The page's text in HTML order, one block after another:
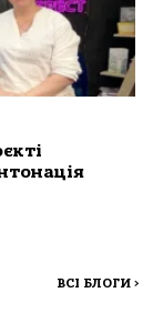
ВСІ БЛОГИ >